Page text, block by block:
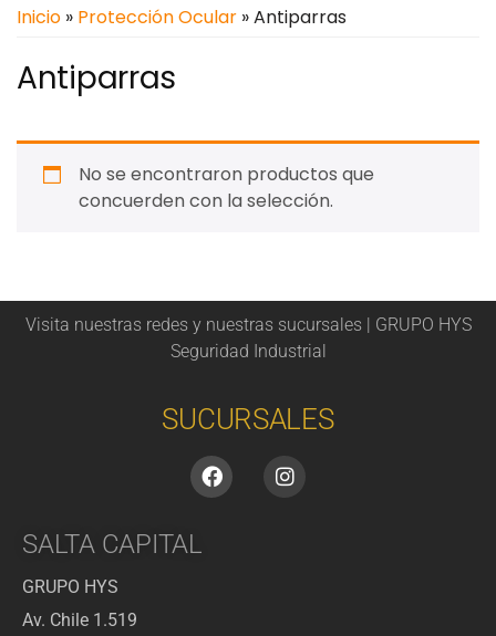
Inicio » Protección Ocular » Antiparras
Antiparras
No se encontraron productos que
concuerden con la selección.
Visita nuestras redes y nuestras sucursales | GRUPO HYS
Seguridad Industrial
SUCURSALES
SALTA CAPITAL
GRUPO HYS
Av. Chile 1.519